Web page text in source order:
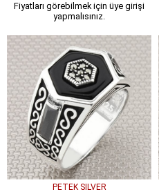
Fiyatları görebilmek için üye girişi
yapmalısınız.
PETEK SILVER